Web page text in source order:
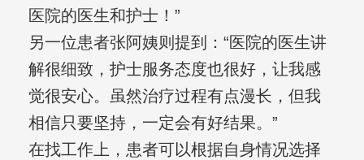
医院的医生和护士！”
另一位患者张阿姨则提到：“医院的医生讲
解很细致，护士服务态度也很好，让我感
觉很安心。虽然治疗过程有点漫长，但我
相信只要坚持，一定会有好结果。”
在找工作上，患者可以根据自身情况选择